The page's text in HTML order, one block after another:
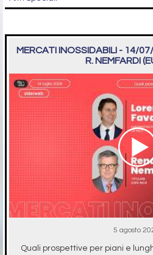
MERCATI INOSSIDABILI - 14/
R. NEMFARDI
5 agosto
Quali prospettive per piani e